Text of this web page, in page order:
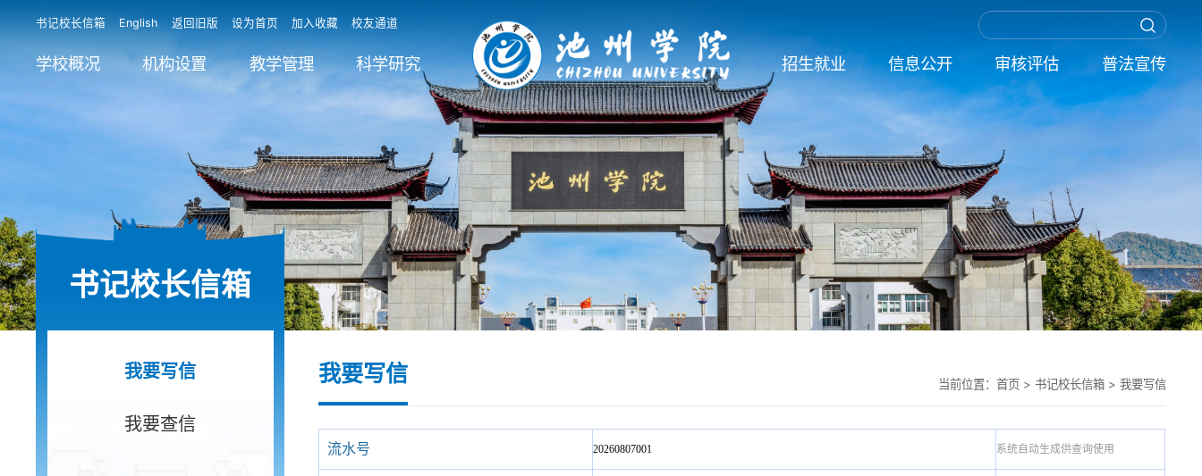
书记校长信箱 English 返回旧版 设为首页 加入收藏 校友通道
学校概况 机构设置 教学管理 科学研究 招生就业 信息公开 审核评估 普法宣传
书记校长信箱
我要写信
我要查信
我要写信 当前位置： 首页> 书记校长信箱> 我要写信
流水号 20260807001 系统自动生成供查询使用